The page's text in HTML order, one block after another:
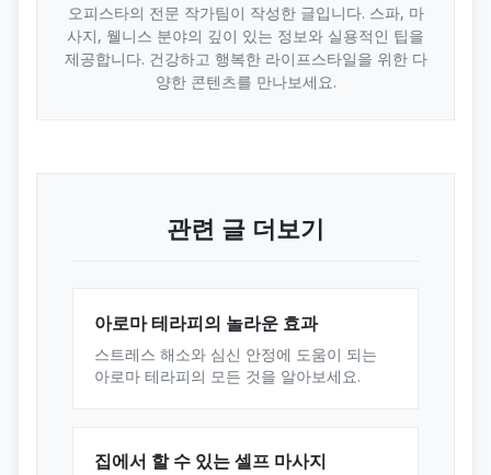
오피스타의 전문 작가팀이 작성한 글입니다. 스파, 마
사지, 웰니스 분야의 깊이 있는 정보와 실용적인 팁을
제공합니다. 건강하고 행복한 라이프스타일을 위한 다
양한 콘텐츠를 만나보세요.
관련 글 더보기
아로마 테라피의 놀라운 효과
스트레스 해소와 심신 안정에 도움이 되는
아로마 테라피의 모든 것을 알아보세요.
집에서 할 수 있는 셀프 마사지